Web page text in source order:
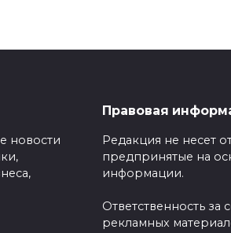
новости
Правовая
Редакция не несет
предпринятые на
информации.
Ответственность
рекламных